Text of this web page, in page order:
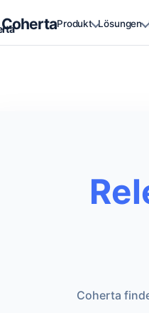
CohertaProdukt Lösungen
Coherta